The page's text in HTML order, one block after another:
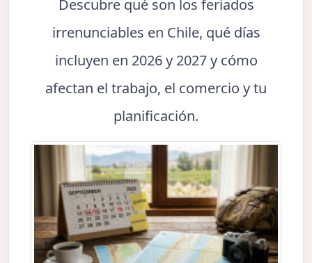
Descubre qué son los feriados
irrenunciables en Chile, qué días
incluyen en 2026 y 2027 y cómo
afectan el trabajo, el comercio y tu
planificación.